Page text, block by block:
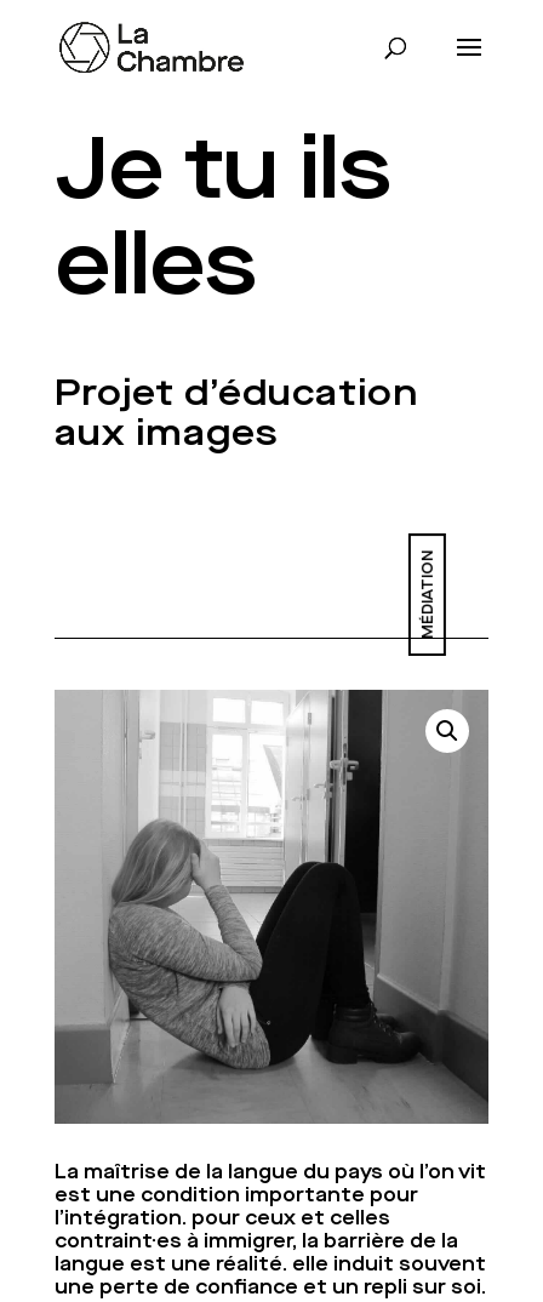
Je tu ils
elles
Projet d’éducation
aux images
MÉDIATION
La maîtrise de la langue du pays où l’on vit
est une condition importante pour
l’intégration. pour ceux et celles
contraint·es à immigrer, la barrière de la
langue est une réalité. elle induit souvent
une perte de confiance et un repli sur soi.